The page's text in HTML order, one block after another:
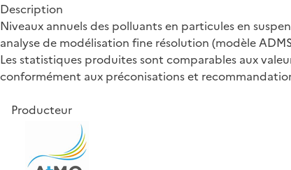
Description
Niveaux annuels des polluants en particules en
analyse de modélisation fine résolution (modèle
Les statistiques produites sont comparables aux
conformément aux préconisations et
Producteur